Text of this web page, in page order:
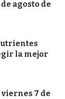
agosto de
la mejor
7 de